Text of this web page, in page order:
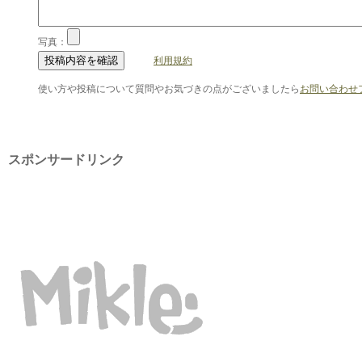
写真：
利用規約
使い方や投稿について質問やお気づきの点がございましたら お問い合わせ
スポンサードリンク